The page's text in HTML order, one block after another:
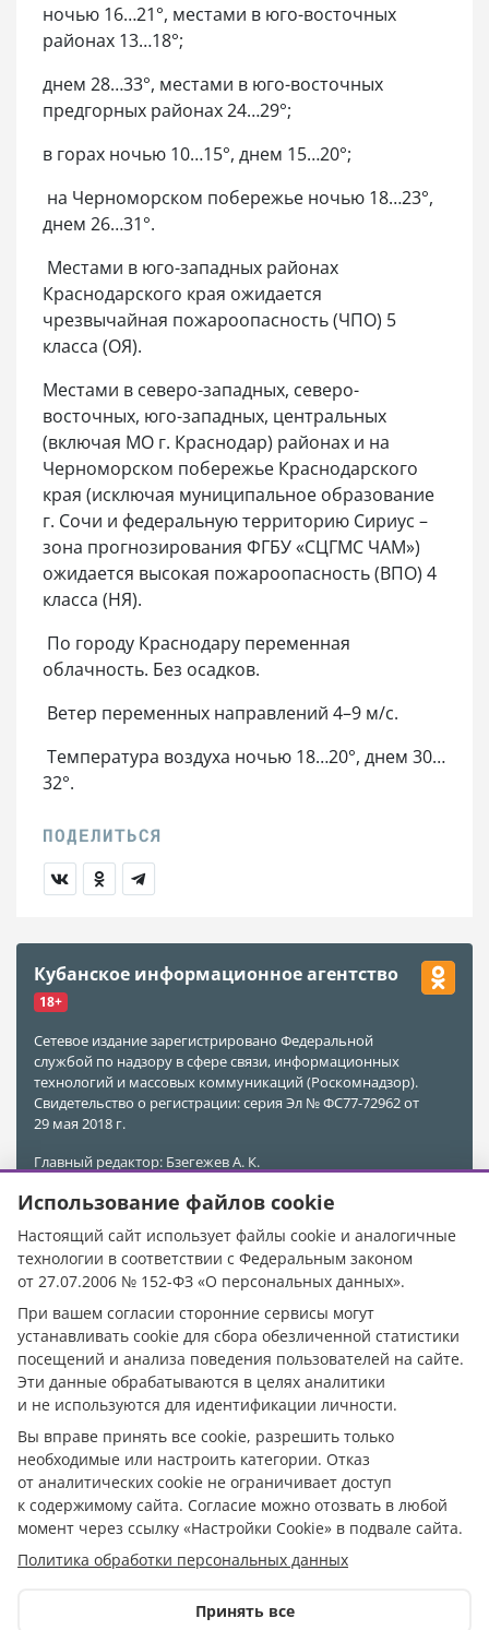
ночью 16…21°, местами в юго-восточных
районах 13…18°;
днем 28…33°, местами в юго-восточных
предгорных районах 24…29°;
в горах ночью 10…15°, днем 15…20°;
на Черноморском побережье ночью 18…23°,
днем 26…31°.
Местами в юго-западных районах
Краснодарского края ожидается
чрезвычайная пожароопасность (ЧПО) 5
класса (ОЯ).
Местами в северо-западных, северо-
восточных, юго-западных, центральных
(включая МО г. Краснодар) районах и на
Черноморском побережье Краснодарского
края (исключая муниципальное образование
г. Сочи и федеральную территорию Сириус –
зона прогнозирования ФГБУ «СЦГМС ЧАМ»)
ожидается высокая пожароопасность (ВПО) 4
класса (НЯ).
По городу Краснодару переменная
облачность. Без осадков.
Ветер переменных направлений 4–9 м/с.
Температура воздуха ночью 18…20°, днем 30…
32°.
Кубанское информационное агентство
18+
Сетевое издание зарегистрировано Федеральной
службой по надзору в сфере связи, информационных
технологий и массовых коммуникаций (Роскомнадзор).
Свидетельство о регистрации: серия Эл № ФС77-72962 от
29 мая 2018 г.
Главный редактор: Бзегежев А. К.
Адрес редакции: 385011, Республика Адыгея, г. Майкоп,
Электронная почта редакции:kubinfo@bk.ru
Телефон редакции:+7 988 478-05-89
Телефон/Факс редакции:+7 (8772) 555-969
При цитировании материалов ссылка на источник
обязательна.
Исключительные права на материалы, размещённые в
сетевом издании https://кубанское.рф/, в соответствии с
результатов интеллектуальной деятельности
принадлежат ООО «АиФ - Адыгея».
Допускается цитирование материалов без получения
предварительного согласия с редакцией сетевого
обязательной ссылки на https://кубанское.рф/. Для
открытой для поисковых систем гиперссылки на
Использование файлов cookie
Настоящий сайт использует файлы cookie и аналогичные
технологии в соответствии с Федеральным законом
от 27.07.2006 № 152-ФЗ «О персональных данных».
При вашем согласии сторонние сервисы могут
устанавливать cookie для сбора обезличенной статистики
посещений и анализа поведения пользователей на сайте.
Эти данные обрабатываются в целях аналитики
и не используются для идентификации личности.
Вы вправе принять все cookie, разрешить только
необходимые или настроить категории. Отказ
от аналитических cookie не ограничивает доступ
к содержимому сайта. Согласие можно отозвать в любой
момент через ссылку «Настройки Cookie» в подвале сайта.
Политика обработки персональных данных
Принять все